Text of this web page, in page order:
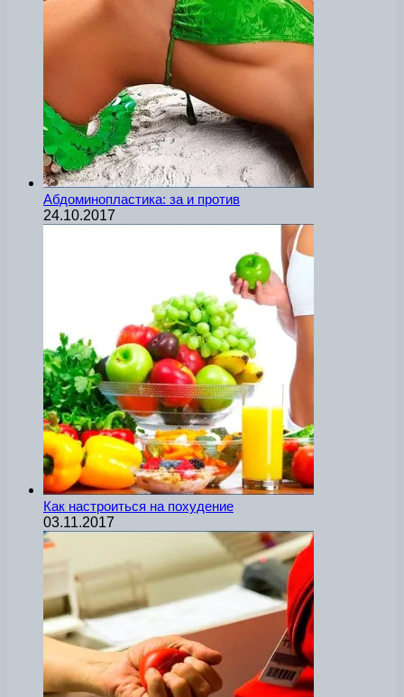
Абдоминопластика: за и против
24.10.2017
Как настроиться на похудение
03.11.2017